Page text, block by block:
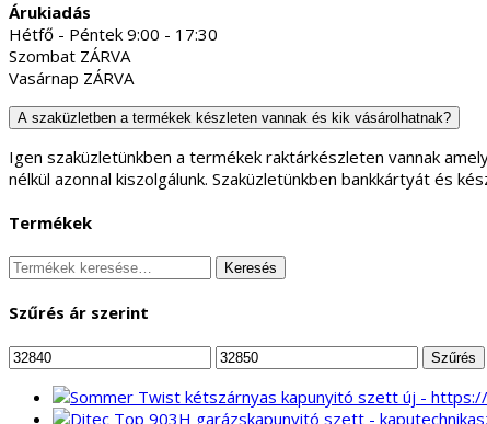
Árukiadás
Hétfő - Péntek 9:00 - 17:30
Szombat ZÁRVA
Vasárnap ZÁRVA
A szaküzletben a termékek készleten vannak és kik vásárolhatnak?
Igen szaküzletünkben a termékek raktárkészleten vannak
nélkül azonnal kiszolgálunk. Szaküzletünkben bankkártyát és
Termékek
Keresés
következőre:
Keresés
Szűrés ár szerint
Min
ár
Max
ár
Szűrés